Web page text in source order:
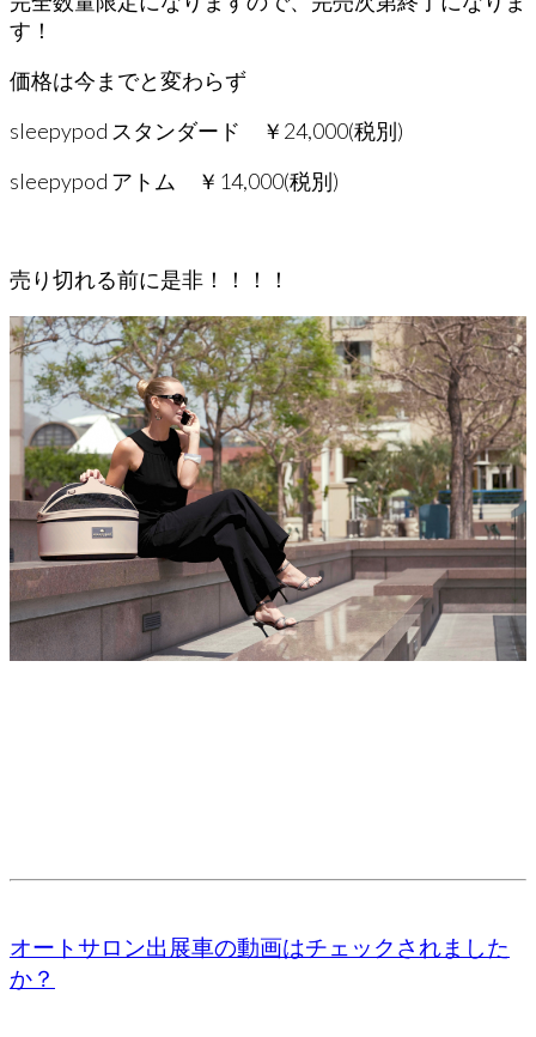
す！
価格は今までと変わらず
sleepypod スタンダード ￥24,000(税別)
sleepypod アトム ￥14,000(税別)
売り切れる前に是非！！！！
オートサロン出展車の動画はチェックされました
か？